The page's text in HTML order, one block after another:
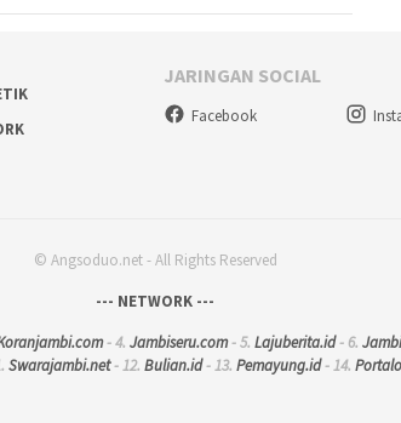
JARINGAN SOCIAL
Facebook
© Angsoduo.net - All Rights Reserved
--- NETWORK ---
- 4. Jambiseru.com- 5. Lajuberita.id- 6.
Swarajambi.net- 12. Bulian.id- 13. Pemayung.id- 14.